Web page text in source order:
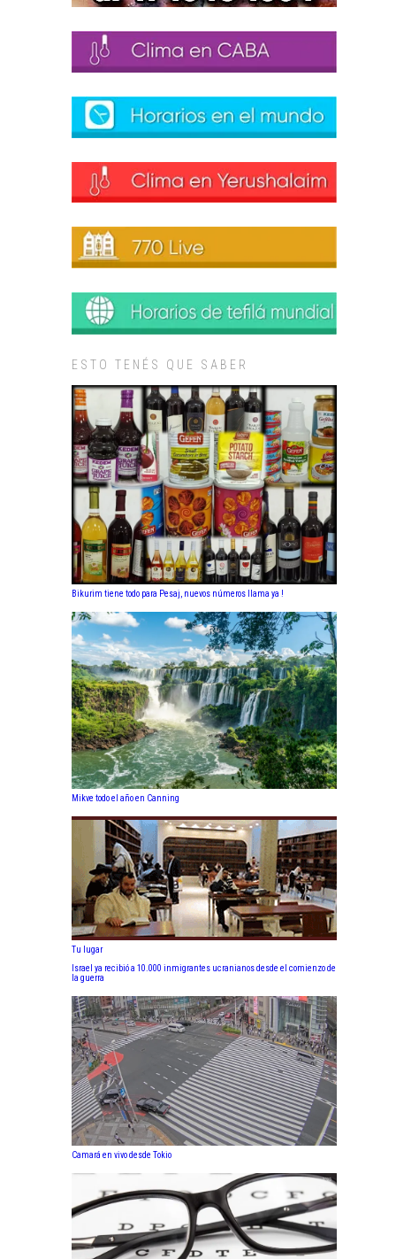
ESTO TENÉS QUE SABER
Bikurim tiene todo para Pesaj, nuevos números llama ya !
Mikve todo el año en Canning
Tu lugar
Israel ya recibió a 10.000 inmigrantes ucranianos desde el comienzo de
la guerra
Camará en vivo desde Tokio